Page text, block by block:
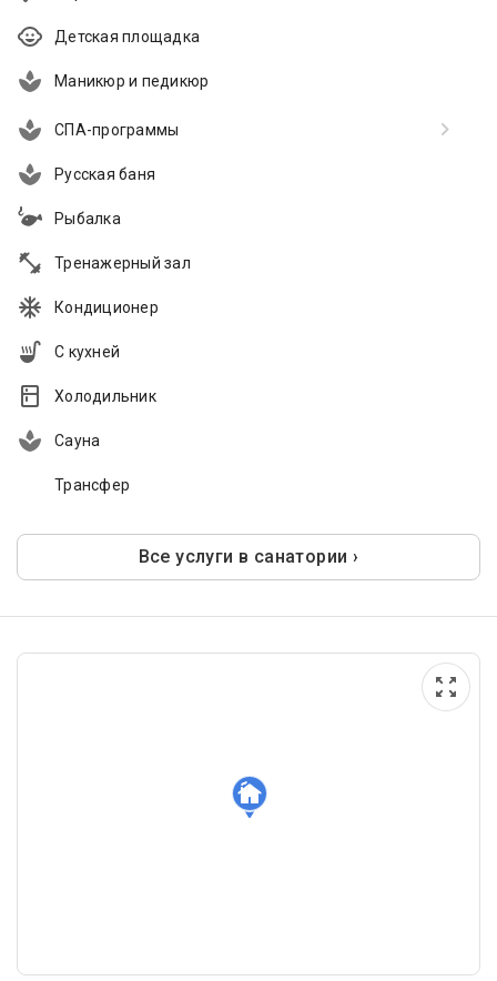
Детская площадка
Маникюр и педикюр
СПА-программы
Русская баня
Рыбалка
Тренажерный зал
Кондиционер
С кухней
Холодильник
Сауна
Трансфер
Все услуги в санатории ›